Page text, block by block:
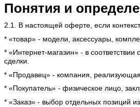
Понятия и
2.1. В настоящей оферте, если
* «товар» - модели, аксессуары,
* «Интернет-магазин» - в
сделки.
* «Продавец» - компания,
* «Покупатель» - физическое лицо,
* «Заказ» - выбор отдельных позиций